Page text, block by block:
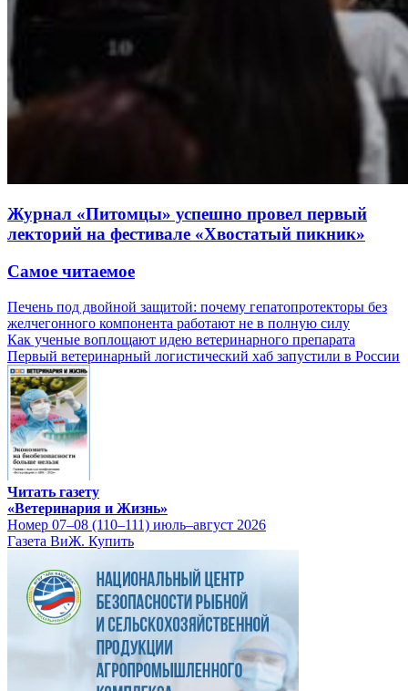
Журнал «Питомцы» успешно провел первый
лекторий на фестивале «Хвостатый пикник»
Самое читаемое
Печень под двойной защитой: почему гепатопротекторы без
желчегонного компонента работают не в полную силу
Как ученые воплощают идею ветеринарного препарата
Первый ветеринарный логистический хаб запустили в России
Читать газету
«Ветеринария и Жизнь»
Номер 07–08 (110–111) июль–август 2026
Газета ВиЖ. Купить